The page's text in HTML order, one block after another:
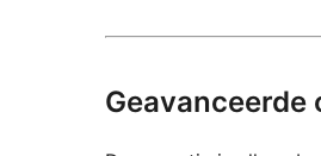
Geavanceerde